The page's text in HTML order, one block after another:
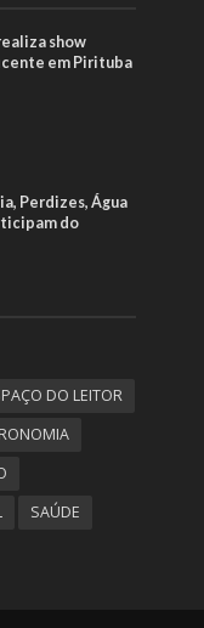
show
em Pirituba
Perdizes, Água
do
DO LEITOR
SAÚDE